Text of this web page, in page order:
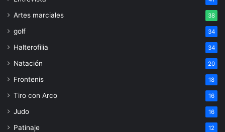
Artes marciales 38
golf 34
Halterofilia 34
Natación 20
Frontenis 18
Tiro con Arco 16
Judo 16
Patinaje 12